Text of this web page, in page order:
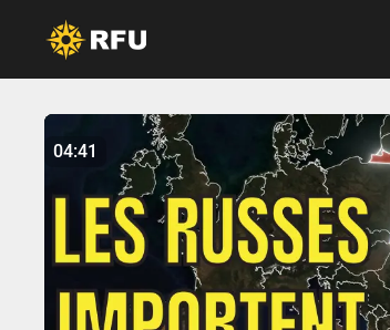
No items found.
04:41